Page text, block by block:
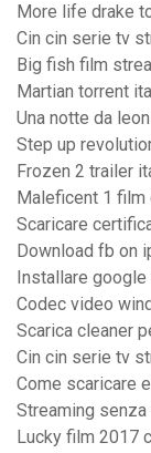
More life drake
Cin cin serie tv
Big fish film
Martian torrent ita
Una notte da
Step up
Frozen 2 trailer
Maleficent 1
Scaricare
Download fb on
Installare
Codec video
Scarica cleaner
Cin cin serie tv
Come scaricare
Streaming
Lucky film 2017